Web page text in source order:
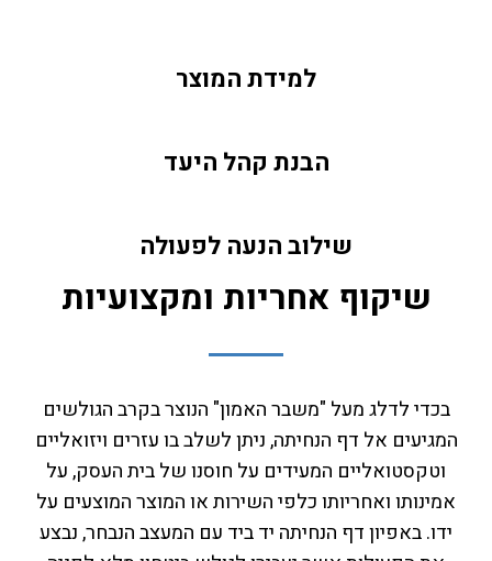
למידת המוצר
הבנת קהל היעד
שילוב הנעה לפעולה
שיקוף אחריות ומקצועיות
בכדי לדלג מעל "משבר האמון" הנוצר בקרב הגולשים
המגיעים אל דף הנחיתה, ניתן לשלב בו עזרים ויזואליים
וטקסטואליים המעידים על חוסנו של בית העסק, על
אמינותו ואחריותו כלפי השירות או המוצר המוצעים על
ידו. באפיון דף הנחיתה יד ביד עם המעצב הנבחר, נבצע